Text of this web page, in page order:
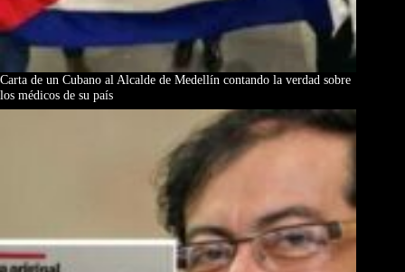
Carta de un Cubano al Alcalde de Medellín contando la verdad sobre
los médicos de su país